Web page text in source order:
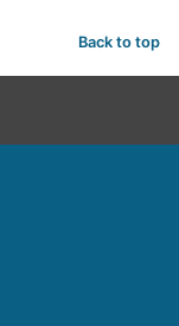
Back to top